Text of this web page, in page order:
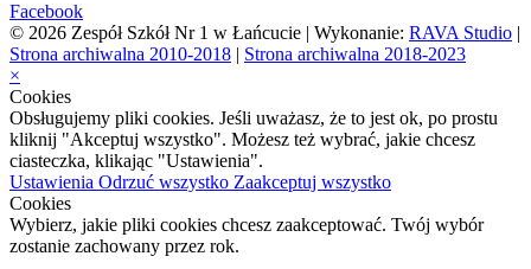
Facebook
© 2026 Zespół Szkół Nr 1 w Łańcucie | Wykonanie: RAVA Studio |
Strona archiwalna 2010-2018 | Strona archiwalna 2018-2023
×
Cookies
Obsługujemy pliki cookies. Jeśli uważasz, że to jest ok, po prostu
kliknij "Akceptuj wszystko". Możesz też wybrać, jakie chcesz
ciasteczka, klikając "Ustawienia".
Ustawienia Odrzuć wszystko Zaakceptuj wszystko
Cookies
Wybierz, jakie pliki cookies chcesz zaakceptować. Twój wybór
zostanie zachowany przez rok.